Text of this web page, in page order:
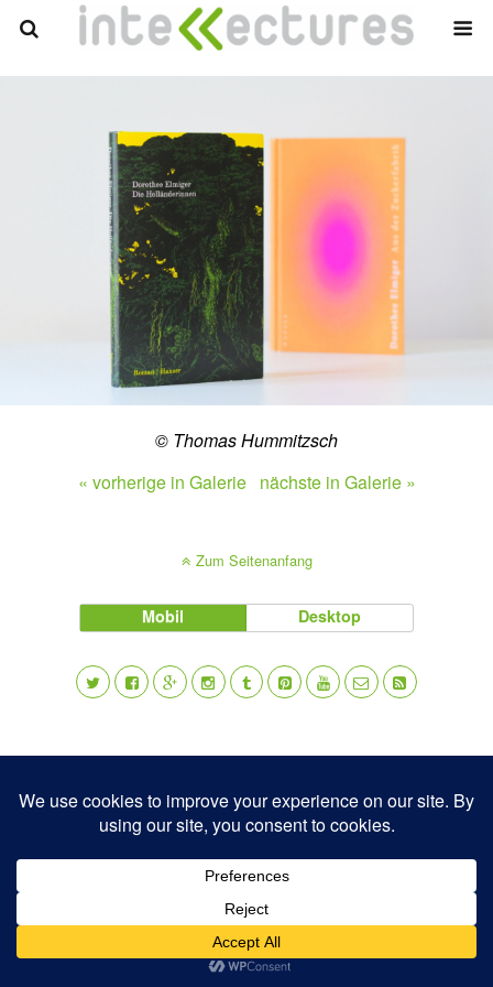
© Thomas Hummitzsch
« vorherige in Galerie nächste in Galerie »
Zum Seitenanfang
Mobil Desktop